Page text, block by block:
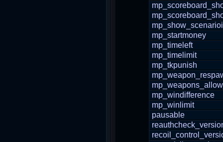
mp_startmoney
mp_timeleft
mp_timelimit
mp_tkpunish
mp_windifference
mp_winlimit
pausable